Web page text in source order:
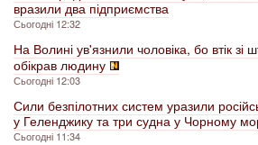
вразили два підприємства
Сьогодні 12:32
На Волині ув'язнили чоловіка, бо втік зі
обікрав людину
Сьогодні 12:03
Сили безпілотних систем уразили
у Геленджику та три судна у Чорному
Сьогодні 11:34